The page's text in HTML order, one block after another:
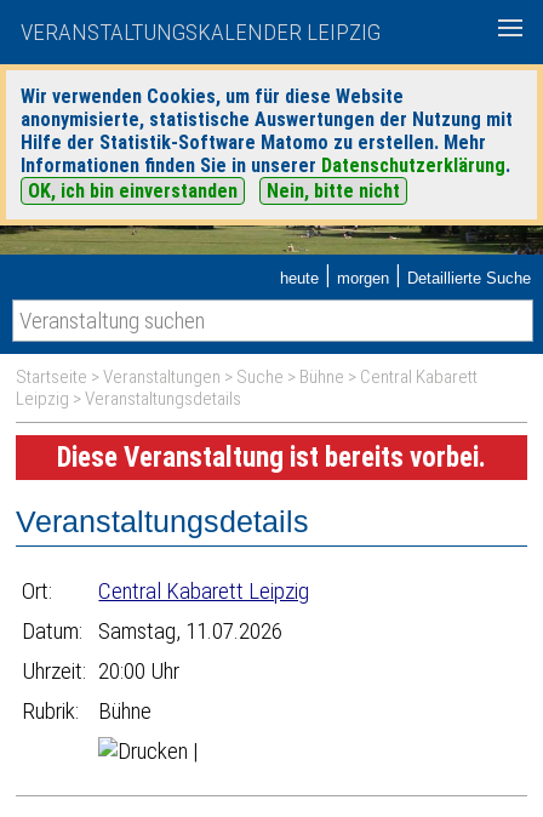
VERANSTALTUNGSKALENDER LEIPZIG
Wir verwenden Cookies, um für diese Website
anonymisierte, statistische Auswertungen der Nutzung mit
Hilfe der Statistik-Software Matomo zu erstellen. Mehr
Informationen finden Sie in unserer Datenschutzerklärung.
OK, ich bin einverstanden
Nein, bitte nicht
heute | morgen | Detaillierte Suche
Startseite >Veranstaltungen > Suche > Bühne > Central Kabarett
Leipzig > Veranstaltungsdetails
Diese Veranstaltung ist bereits vorbei.
Veranstaltungsdetails
Ort:
Central Kabarett Leipzig
Datum:
Samstag, 11.07.2026
Uhrzeit: 20:00 Uhr
Rubrik:
Bühne
|